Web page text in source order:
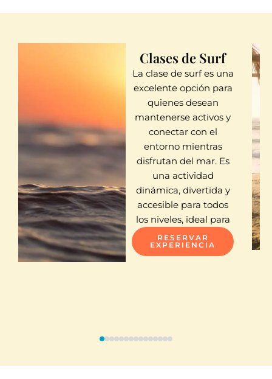
Clases de Surf
La clase de surf es una
excelente opción para
quienes desean
mantenerse activos y
conectar con el
entorno mientras
disfrutan del mar. Es
una actividad
dinámica, divertida y
accesible para todos
los niveles, ideal para
RESERVAR
EXPERIENCIA